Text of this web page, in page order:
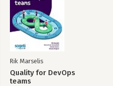
Rik Marselis
Quality for DevOps
teams